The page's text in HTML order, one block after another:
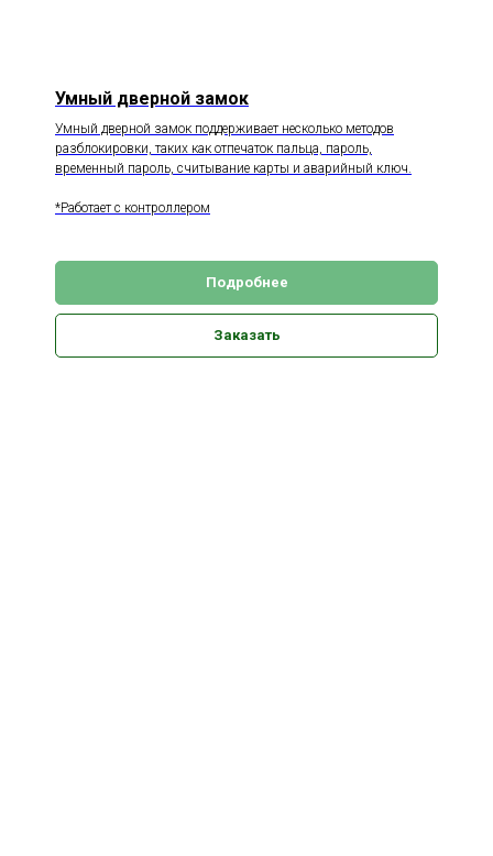
Умный дверной замок
Умный дверной замок поддерживает несколько методов
разблокировки, таких как отпечаток пальца, пароль,
временный пароль, считывание карты и аварийный ключ.
*Работает с контроллером
Подробнее
Заказать